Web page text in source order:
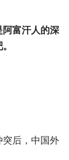
富汗人的深
后，中国外